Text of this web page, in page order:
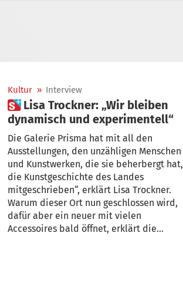
Kultur » Interview
 Lisa Trockner: „Wir bleiben
dynamisch und experimentell“
Die Galerie Prisma hat mit all den
Ausstellungen, den unzähligen Menschen
und Kunstwerken, die sie beherbergt hat,
die Kunstgeschichte des Landes
mitgeschrieben“, erklärt Lisa Trockner.
Warum dieser Ort nun geschlossen wird,
dafür aber ein neuer mit vielen
Accessoires bald öffnet, erklärt die